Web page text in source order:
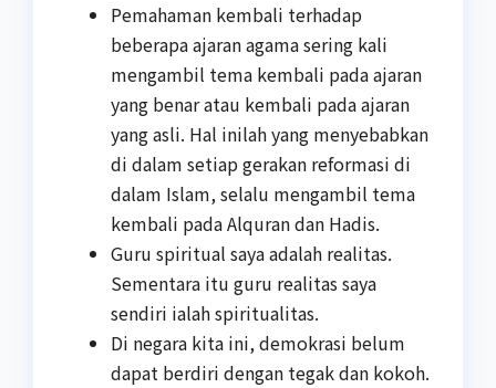
Pemahaman kembali terhadap
beberapa ajaran agama sering kali
mengambil tema kembali pada ajaran
yang benar atau kembali pada ajaran
yang asli. Hal inilah yang menyebabkan
di dalam setiap gerakan reformasi di
dalam Islam, selalu mengambil tema
kembali pada Alquran dan Hadis.
Guru spiritual saya adalah realitas.
Sementara itu guru realitas saya
sendiri ialah spiritualitas.
Di negara kita ini, demokrasi belum
dapat berdiri dengan tegak dan kokoh.